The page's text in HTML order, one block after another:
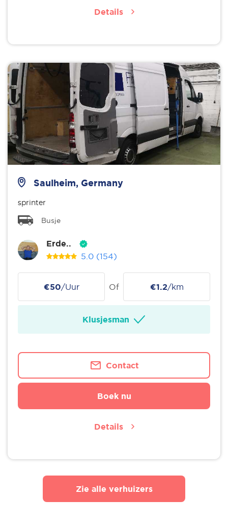
Details
Saulheim, Germany
sprinter
Busje
Erde..
5.0 (154)
€50/Uur Of €1.2/km
Klusjesman
Contact
Boek nu
Details
Zie alle verhuizers